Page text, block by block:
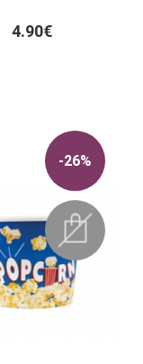
4.90€
-26%